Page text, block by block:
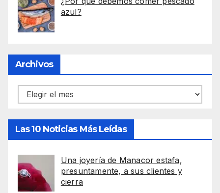
azul?
Archivos
Archivos
Las 10 Noticias Más Leídas
Una joyería de Manacor estafa,
presuntamente, a sus clientes y
cierra